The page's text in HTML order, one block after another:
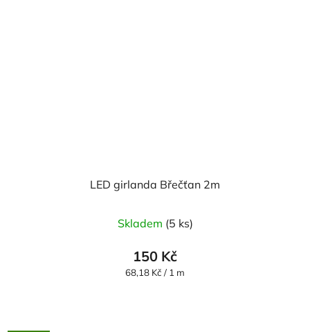
LED girlanda Břečťan 2m
Skladem (5 ks)
150 Kč
Měrná
68,18 Kč / 1 m